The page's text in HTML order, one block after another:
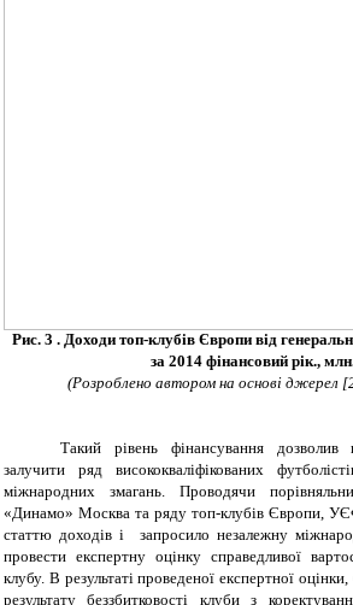
Рис. 3 . Доходи топ-клубів Європи від
за 2014 фінансовий рік.,
(Розроблено автором на основі джерел
Такий рівень фінансування
залучити ряд висококваліфікованих
міжнародних змагань. Проводячи
«Динамо» Москва та ряду топ-клубів Європи,
статтю доходів і запросило незалежну
провести експертну оцінку справедливої
клубу. В результаті проведеної експертної
результату беззбитковості клуби з